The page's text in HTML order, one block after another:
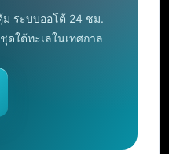
ม ระบบออโต้ 24 ชม.
ดใต้ทะเลในเทศกาล